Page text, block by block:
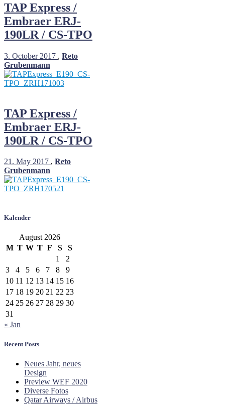
TAP Express /
Embraer ERJ-
190LR / CS-TPO
3. October 2017 , Reto
Grubenmann
TAP Express /
Embraer ERJ-
190LR / CS-TPO
21. May 2017 , Reto
Grubenmann
Kalender
August 2026
M T W T F S
S
1
2
3
4 5 6 7 8
9
10 11 12 13 14 15 16
17 18 19 20 21 22 23
24 25 26 27 28 29 30
31
« Jan
Recent Posts
Neues Jahr, neues
Design
Preview WEF 2020
Diverse Fotos
Qatar Airways / Airbus